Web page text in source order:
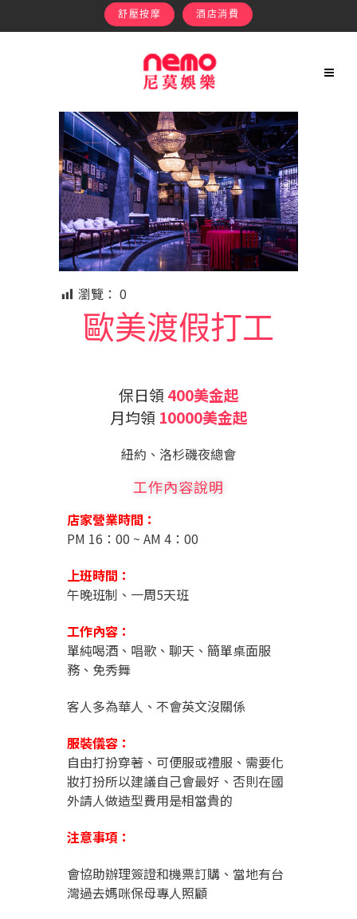
舒壓按摩 酒店消費
瀏覽： 0
歐美渡假打工
保日領 400美金起
月均領 10000美金起
紐約、洛杉磯夜總會
工作內容說明
店家營業時間：
PM 16：00 ~ AM 4：00
上班時間：
午晚班制、一周5天班
工作內容：
單純喝酒、唱歌、聊天、簡單桌面服
務、免秀舞
客人多為華人、不會英文沒關係
服裝儀容：
自由打扮穿著、可便服或禮服、需要化
妝打扮所以建議自己會最好、否則在國
外請人做造型費用是相當貴的
注意事項：
會協助辦理簽證和機票訂購、當地有台
灣過去媽咪保母專人照顧